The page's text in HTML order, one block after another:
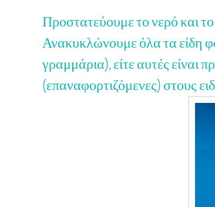
Προστατεύουμε το νερό και το
Ανακυκλώνουμε όλα τα είδη
γραμμάρια), είτε αυτές είναι
(επαναφορτιζόμενες) στους